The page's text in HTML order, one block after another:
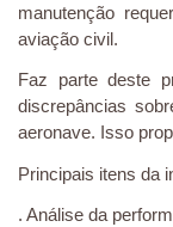
manutenção
aviação civil.
Faz parte deste
discrepâncias
aeronave. Isso
Principais itens da
. Análise da